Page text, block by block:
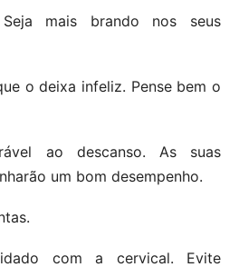
Seja mais brando nos seus
o deixa infeliz. Pense bem o
ao descanso. As suas
um bom desempenho.
com a cervical. Evite